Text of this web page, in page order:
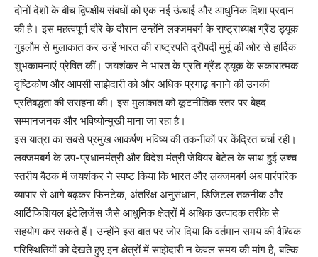
दोनों देशों के बीच द्विपक्षीय संबंधों को एक नई ऊंचाई और आधुनिक दिशा प्रदान
की है। इस महत्वपूर्ण दौरे के दौरान उन्होंने लक्जमबर्ग के राष्ट्राध्यक्ष ग्रैंड ड्यूक
गुइलौम से मुलाकात कर उन्हें भारत की राष्ट्रपति द्रौपदी मुर्मू की ओर से हार्दिक
शुभकामनाएं प्रेषित कीं। जयशंकर ने भारत के प्रति ग्रैंड ड्यूक के सकारात्मक
दृष्टिकोण और आपसी साझेदारी को और अधिक प्रगाढ़ बनाने की उनकी
प्रतिबद्धता की सराहना की। इस मुलाकात को कूटनीतिक स्तर पर बेहद
सम्मानजनक और भविष्योन्मुखी माना जा रहा है।
इस यात्रा का सबसे प्रमुख आकर्षण भविष्य की तकनीकों पर केंद्रित चर्चा रही।
लक्जमबर्ग के उप-प्रधानमंत्री और विदेश मंत्री जेवियर बेटेल के साथ हुई उच्च
स्तरीय बैठक में जयशंकर ने स्पष्ट किया कि भारत और लक्जमबर्ग अब पारंपरिक
व्यापार से आगे बढ़कर फिनटेक, अंतरिक्ष अनुसंधान, डिजिटल तकनीक और
आर्टिफिशियल इंटेलिजेंस जैसे आधुनिक क्षेत्रों में अधिक उत्पादक तरीके से
सहयोग कर सकते हैं। उन्होंने इस बात पर जोर दिया कि वर्तमान समय की वैश्विक
परिस्थितियों को देखते हुए इन क्षेत्रों में साझेदारी न केवल समय की मांग है, बल्कि